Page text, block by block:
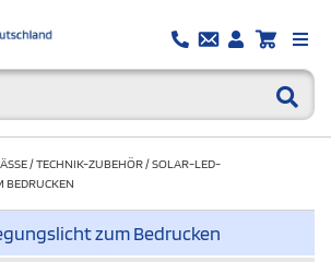
/TECHNIK-ZUBEHÖR/SOLAR-LED-
BEDRUCKEN
zum Bedrucken